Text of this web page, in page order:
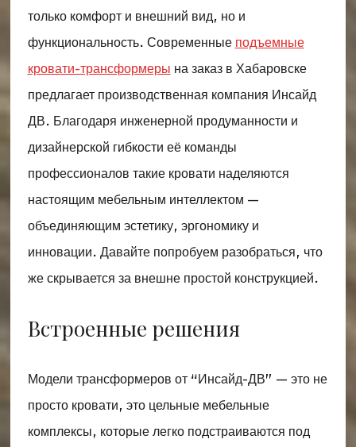
только комфорт и внешний вид, но и
функциональность. Современные подъемные
кровати-трансформеры на заказ в Хабаровске
предлагает производственная компания Инсайд
ДВ. Благодаря инженерной продуманности и
дизайнерской гибкости её команды
профессионалов такие кровати наделяются
настоящим мебельным интеллектом —
объединяющим эстетику, эргономику и
инновации. Давайте попробуем разобраться, что
же скрывается за внешне простой конструкцией.
Встроенные решения
Модели трансформеров от “Инсайд-ДВ” — это не
просто кровати, это цельные мебельные
комплексы, которые легко подстраиваются под